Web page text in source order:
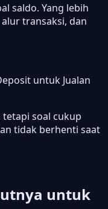
saldo. Yang lebih
transaksi, dan
untuk Jualan
tetapi soal cukup
tidak berhenti saat
untuk